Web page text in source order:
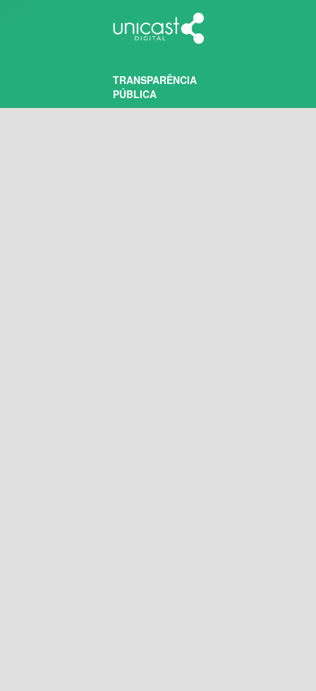
TRANSPARÊNCIA
PÚBLICA